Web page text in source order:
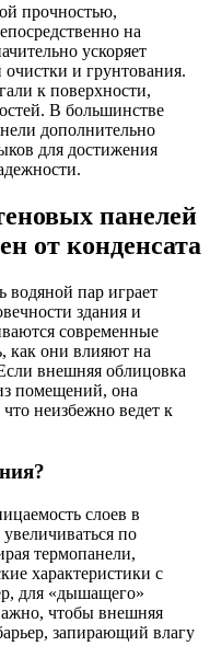
прочностью,
на
ускоряет
очистки и грунтования.
к поверхности,
В большинстве
дополнительно
для достижения
панелей
от конденсата
водяной пар играет
здания и
современные
как они влияют на
внешняя облицовка
помещений, она
неизбежно ведет к
слоев в
по
термопанели,
характеристики с
для «дышащего»
чтобы внешняя
запирающий влагу